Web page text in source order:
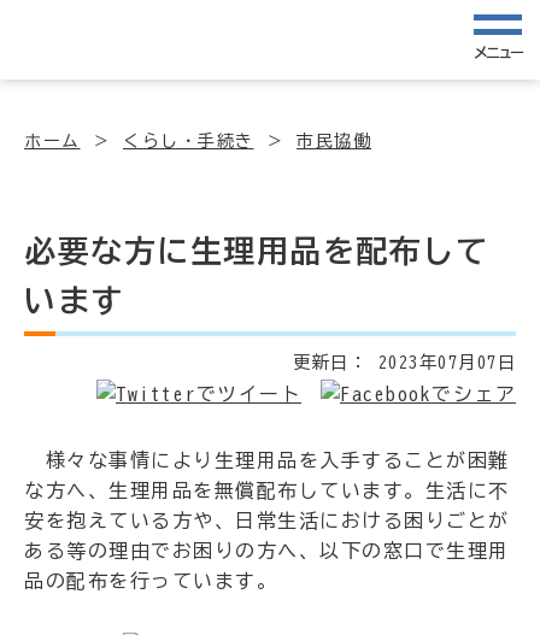
メニュー
ホーム くらし・手続き 市民協働
必要な方に生理用品を配布して
います
更新日： 2023年07月07日
様々な事情により生理用品を入手することが困難
な方へ、生理用品を無償配布しています。生活に不
安を抱えている方や、日常生活における困りごとが
ある等の理由でお困りの方へ、以下の窓口で生理用
品の配布を行っています。